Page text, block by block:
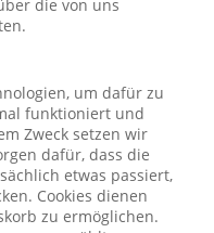
die von uns
um dafür zu
funktioniert und
Zweck setzen wir
dafür, dass die
etwas passiert,
Cookies dienen
zu ermöglichen.